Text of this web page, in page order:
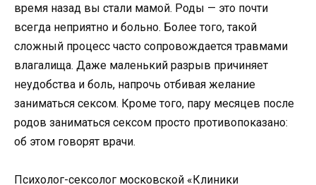
время назад вы стали мамой. Роды — это почти
всегда неприятно и больно. Более того, такой
сложный процесс часто сопровождается травмами
влагалища. Даже маленький разрыв причиняет
неудобства и боль, напрочь отбивая желание
заниматься сексом. Кроме того, пару месяцев после
родов заниматься сексом просто противопоказано:
об этом говорят врачи.
Психолог-сексолог московской «Клиники